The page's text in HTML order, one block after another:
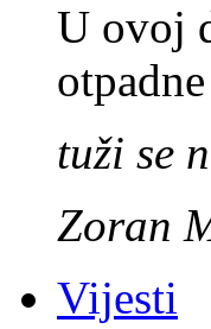
U ovoj
tuži se
Zoran
Vijesti